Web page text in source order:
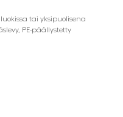
tai yksipuolisena
PE-päällystetty